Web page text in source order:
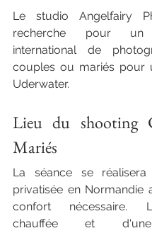
Le studio Angelfairy
recherche pour un
international de
couples ou mariés pour
Uderwater.
Lieu du shooting
Mariés
La séance se
privatisée en Normandie
confort nécessaire.
chauffée et